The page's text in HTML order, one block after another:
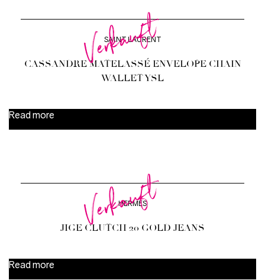
Verkauft
SAINT LAURENT
CASSANDRE MATELASSÉ ENVELOPE CHAIN
WALLET YSL
Read more
Verkauft
HERMÈS
JIGE CLUTCH 20 GOLD JEANS
Read more